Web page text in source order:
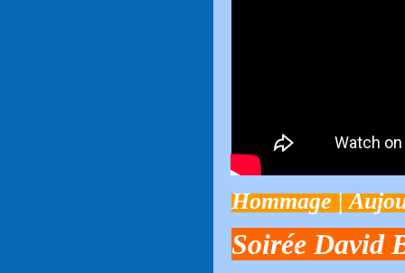
Hommage |
Soirée David